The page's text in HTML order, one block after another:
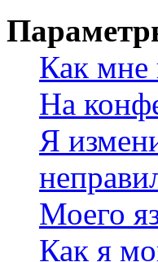
Как мне
На
Я
Моего
Как я